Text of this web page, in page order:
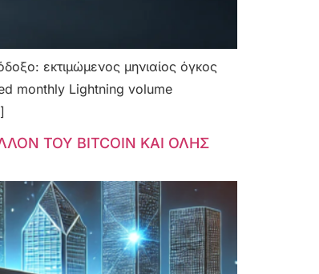
εκτιμώμενος μηνιαίος όγκος
monthly Lightning volume
ΤΟΥ BITCOIN ΚΑΙ ΟΛΗΣ